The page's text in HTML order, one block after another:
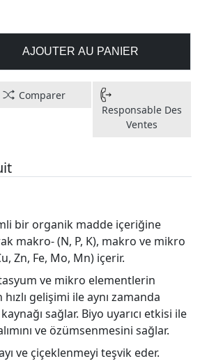
AJOUTER AU PANIER
Comparer
Responsable Des
Ventes
bir organik madde içeriğine
makro- (N, P, K), makro ve mikro
Zn, Fe, Mo, Mn) içerir.
ve mikro elementlerin
gelişimi ile aynı zamanda
sağlar. Biyo uyarıcı etkisi ile
ve özümsenmesini sağlar.
ve çiçeklenmeyi teşvik eder.